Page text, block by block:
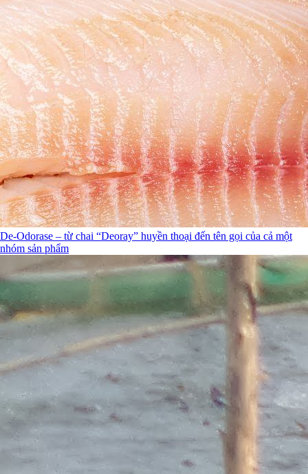
De-Odorase – từ chai “Deoray” huyền thoại đến tên gọi của cả một
nhóm sản phẩm